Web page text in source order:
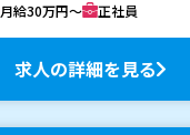
月給30万円～ 正社員
求人の詳細を見る